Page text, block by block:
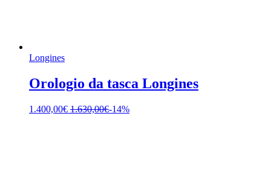
Longines
Orologio da tasca Longines
1.400,00€ 1.630,00€-14%